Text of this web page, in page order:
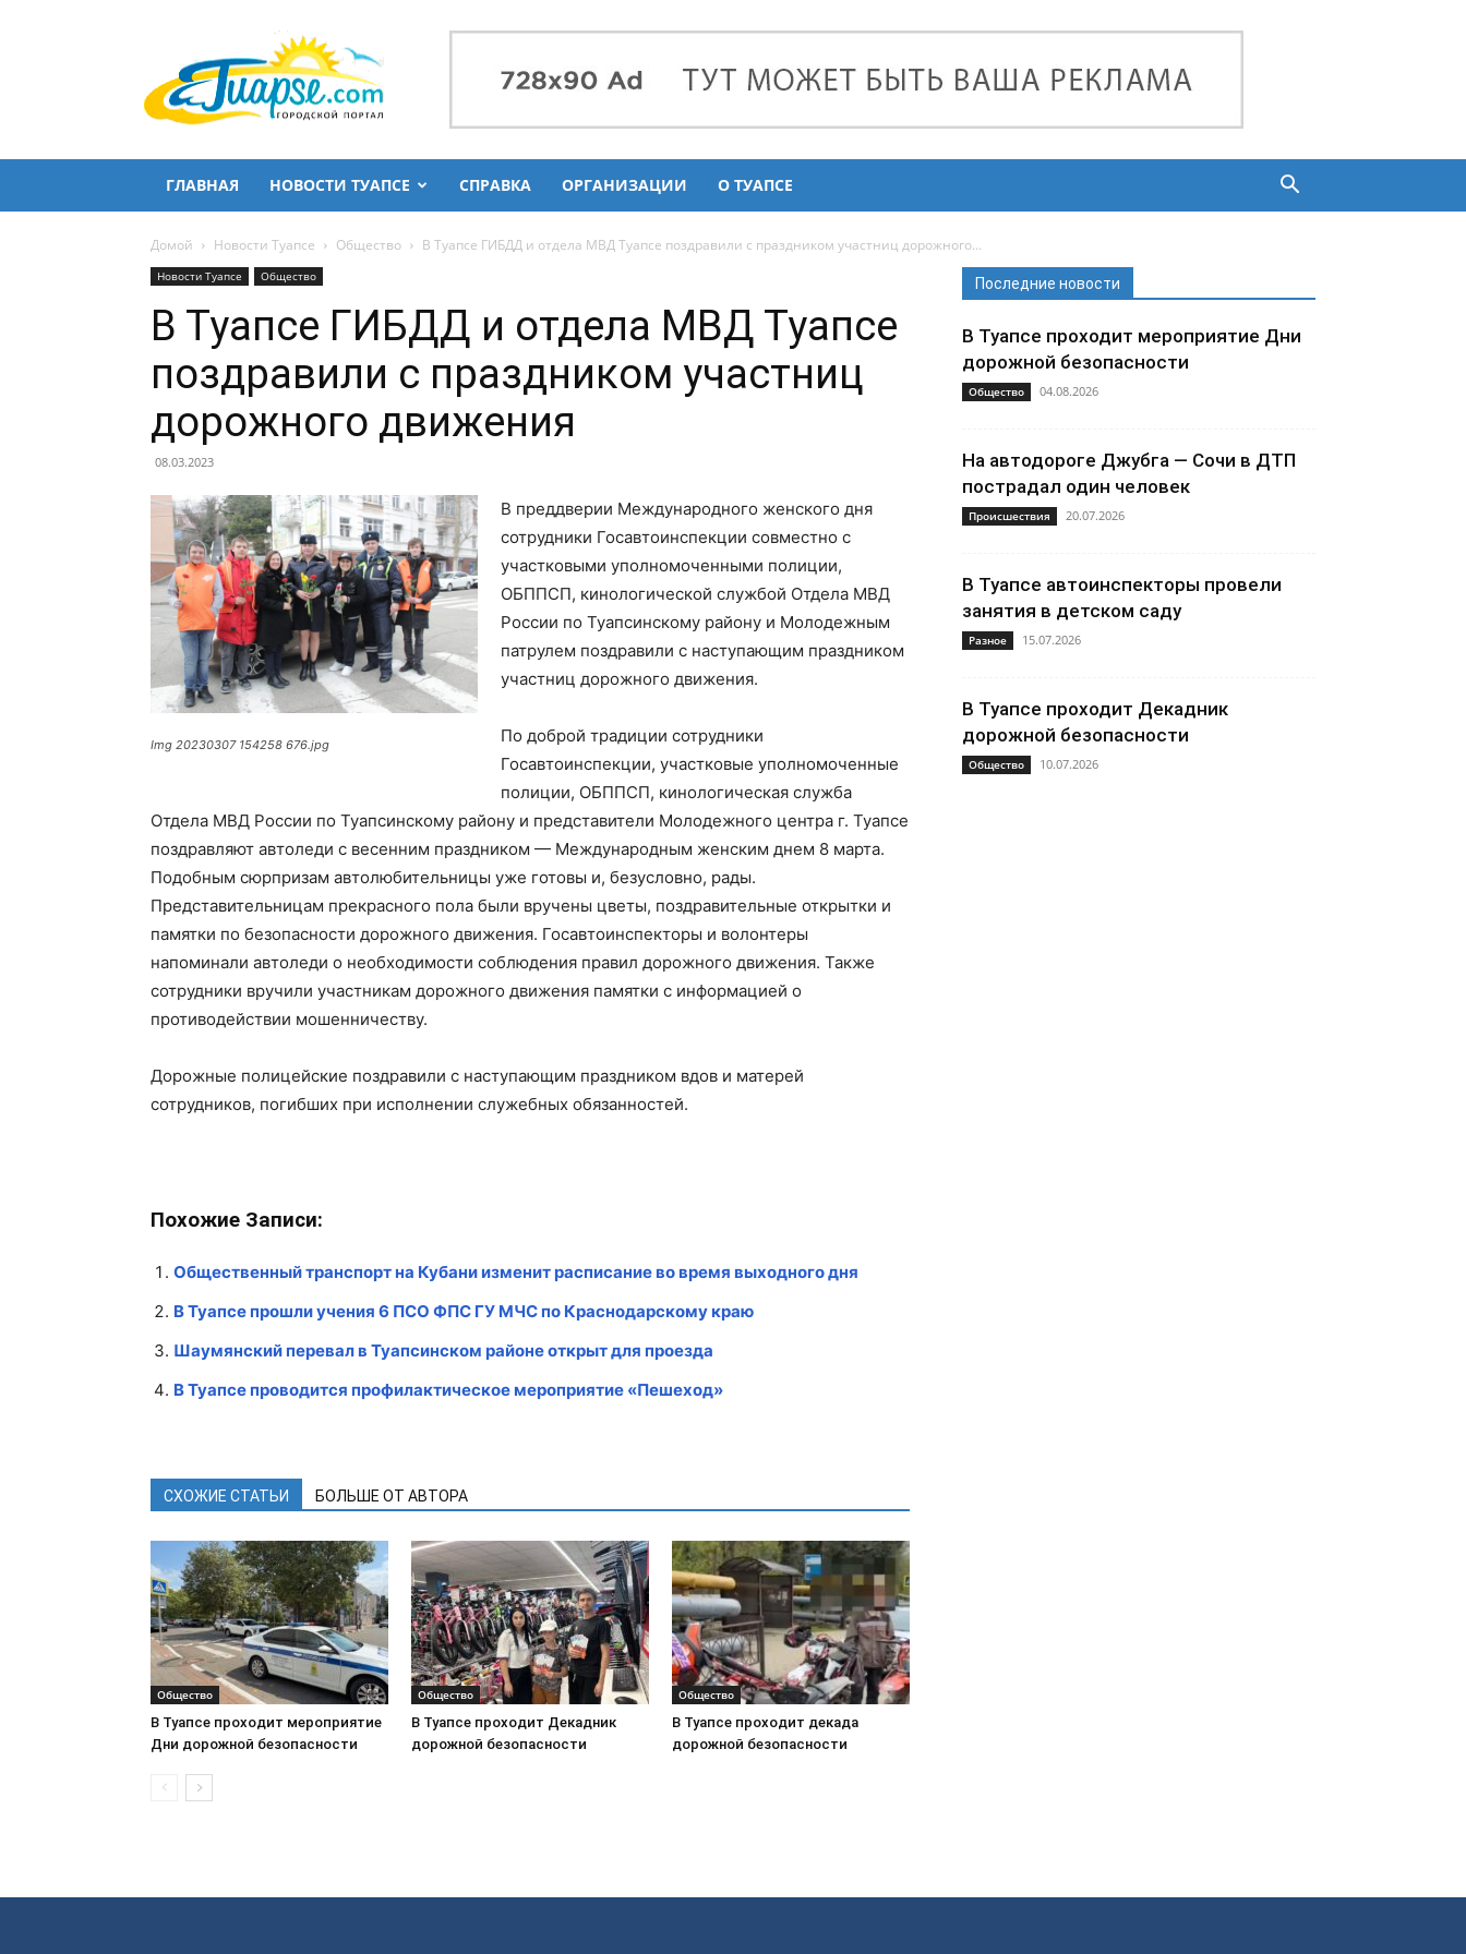
портал
Туапсе
Туапсинского
района
ГЛАВНАЯ
НОВОСТИ ТУАПСЕ СПРАВКА ОРГАНИЗАЦИИ О ТУАПСЕ
Домой Новости Туапсе Общество В Туапсе ГИБДД и отдела МВД Туапсе поздравили с праздником участниц дорожного...
Новости Туапсе Общество
В Туапсе ГИБДД и отдела МВД Туапсе
поздравили с праздником участниц
дорожного движения
08.03.2023
Img 20230307 154258 676.jpg
В преддверии Международного женского дня
сотрудники Госавтоинспекции совместно с
участковыми уполномоченными полиции,
ОБППСП, кинологической службой Отдела МВД
России по Туапсинскому району и Молодежным
патрулем поздравили с наступающим праздником
участниц дорожного движения.
По доброй традиции сотрудники
Госавтоинспекции, участковые уполномоченные
полиции, ОБППСП, кинологическая служба
Отдела МВД России по Туапсинскому району и представители Молодежного центра г. Туапсе
поздравляют автоледи с весенним праздником — Международным женским днем 8 марта.
Подобным сюрпризам автолюбительницы уже готовы и, безусловно, рады.
Представительницам прекрасного пола были вручены цветы, поздравительные открытки и
памятки по безопасности дорожного движения. Госавтоинспекторы и волонтеры
напоминали автоледи о необходимости соблюдения правил дорожного движения. Также
сотрудники вручили участникам дорожного движения памятки с информацией о
противодействии мошенничеству.
Дорожные полицейские поздравили с наступающим праздником вдов и матерей
сотрудников, погибших при исполнении служебных обязанностей.
Похожие Записи:
Общественный транспорт на Кубани изменит расписание во время выходного дня
В Туапсе прошли учения 6 ПСО ФПС ГУ МЧС по Краснодарскому краю
Шаумянский перевал в Туапсинском районе открыт для проезда
В Туапсе проводится профилактическое мероприятие «Пешеход»
СХОЖИЕ СТАТЬИ БОЛЬШЕ ОТ АВТОРА
Общество
В Туапсе проходит мероприятие
Дни дорожной безопасности
Общество
В Туапсе проходит Декадник
дорожной безопасности
Общество
В Туапсе проходит декада
дорожной безопасности
Последние новости
В Туапсе проходит мероприятие Дни
дорожной безопасности
Общество 04.08.2026
На автодороге Джубга — Сочи в ДТП
пострадал один человек
Происшествия 20.07.2026
В Туапсе автоинспекторы провели
занятия в детском саду
Разное 15.07.2026
В Туапсе проходит Декадник
дорожной безопасности
Общество 10.07.2026